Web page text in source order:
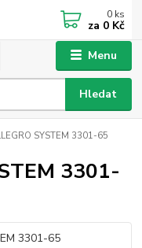
Menu
Hledat
0 ks
za 0 Kč
SYSTEM 3301-65
3301-